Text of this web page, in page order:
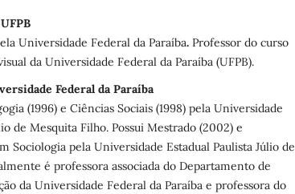
Universidade Federal da Paraíba. Professor do curso
da Universidade Federal da Paraíba (UFPB).
Federal da Paraíba
(1996) e Ciências Sociais (1998) pela Universidade
de Mesquita Filho. Possui Mestrado (2002) e
Sociologia pela Universidade Estadual Paulista Júlio de
é professora associada do Departamento de
da Universidade Federal da Paraíba e professora do